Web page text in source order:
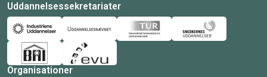
Uddannelsessekretariater
Organisationer